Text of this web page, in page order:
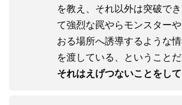
を教え、それ以外は突破で
て強烈な罠やらモンスター
おる場所へ誘導するような
を渡している、ということだ
それはえげつないことをし